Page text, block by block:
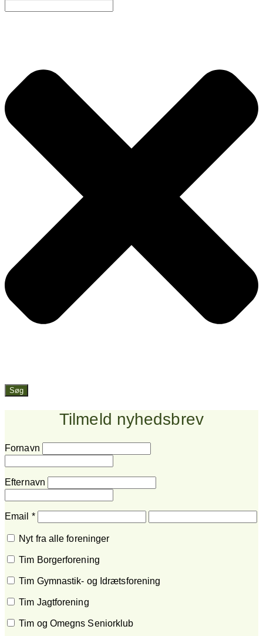
Søg
Tilmeld nyhedsbrev
Fornavn
Efternavn
Email *
Nyt fra alle foreninger
Tim Borgerforening
Tim Gymnastik- og Idrætsforening
Tim Jagtforening
Tim og Omegns Seniorklub